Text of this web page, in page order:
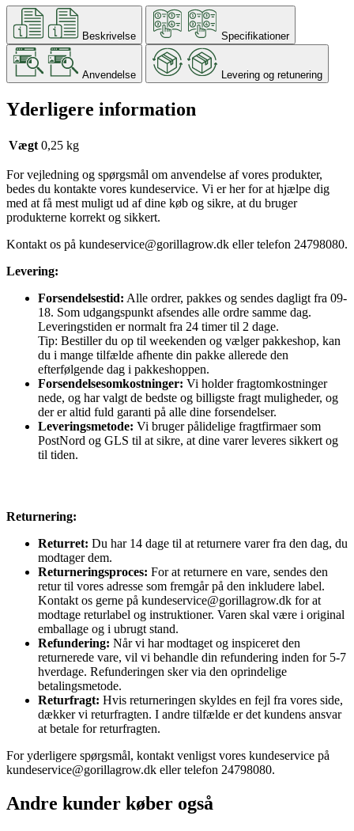
Beskrivelse Specifikationer
Anvendelse Levering og retunering
Yderligere information
Vægt 0,25 kg
For vejledning og spørgsmål om anvendelse af vores produkter,
bedes du kontakte vores kundeservice. Vi er her for at hjælpe dig
med at få mest muligt ud af dine køb og sikre, at du bruger
produkterne korrekt og sikkert.
Kontakt os på kundeservice@gorillagrow.dk eller telefon 24798080.
Levering:
Forsendelsestid: Alle ordrer, pakkes og sendes dagligt fra 09-
18. Som udgangspunkt afsendes alle ordre samme dag.
Leveringstiden er normalt fra 24 timer til 2 dage.
Tip: Bestiller du op til weekenden og vælger pakkeshop, kan
du i mange tilfælde afhente din pakke allerede den
efterfølgende dag i pakkeshoppen.
Forsendelsesomkostninger: Vi holder fragtomkostninger
nede, og har valgt de bedste og billigste fragt muligheder, og
der er altid fuld garanti på alle dine forsendelser.
Leveringsmetode: Vi bruger pålidelige fragtfirmaer som
PostNord og GLS til at sikre, at dine varer leveres sikkert og
til tiden.
Returnering:
Returret: Du har 14 dage til at returnere varer fra den dag, du
modtager dem.
Returneringsproces: For at returnere en vare, sendes den
retur til vores adresse som fremgår på den inkludere label.
Kontakt os gerne på kundeservice@gorillagrow.dk for at
modtage returlabel og instruktioner. Varen skal være i original
emballage og i ubrugt stand.
Refundering: Når vi har modtaget og inspiceret den
returnerede vare, vil vi behandle din refundering inden for 5-7
hverdage. Refunderingen sker via den oprindelige
betalingsmetode.
Returfragt: Hvis returneringen skyldes en fejl fra vores side,
dækker vi returfragten. I andre tilfælde er det kundens ansvar
at betale for returfragten.
For yderligere spørgsmål, kontakt venligst vores kundeservice på
kundeservice@gorillagrow.dk eller telefon 24798080.
Andre kunder køber også